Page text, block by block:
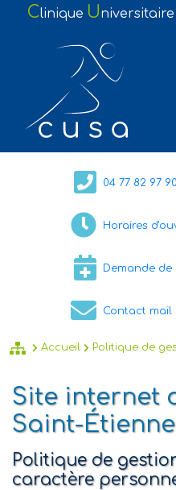
Clinique U
04 77 82 97 90
Horaires
Demande de
Contact mail
Accueil Politique de
Site internet
Saint-Étienne
Politique de
caractère